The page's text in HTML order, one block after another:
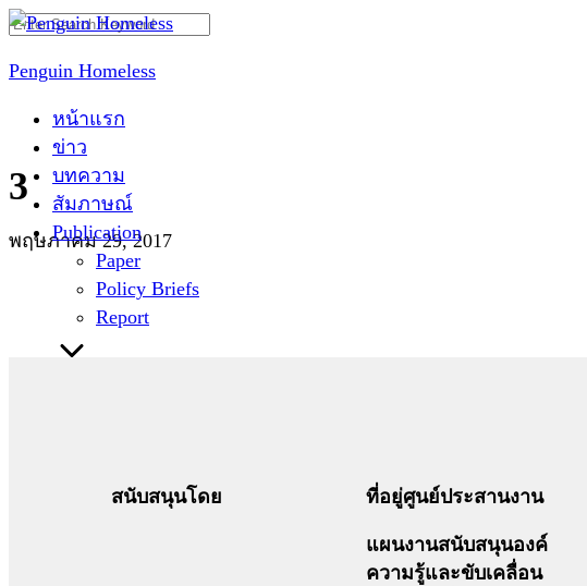
Skip
content
Penguin Homeless
หน้าแรก
ข่าว
บทความ
สัมภาษณ์
Publication
Paper
Policy Briefs
Report
Search
3
พฤษภาคม 29, 2017
สนับสนุนโดย ที่อยู่ศูนย์ประสานงาน
แผนงานสนับสนุนองค์
ความรู้และขับเคลื่อน